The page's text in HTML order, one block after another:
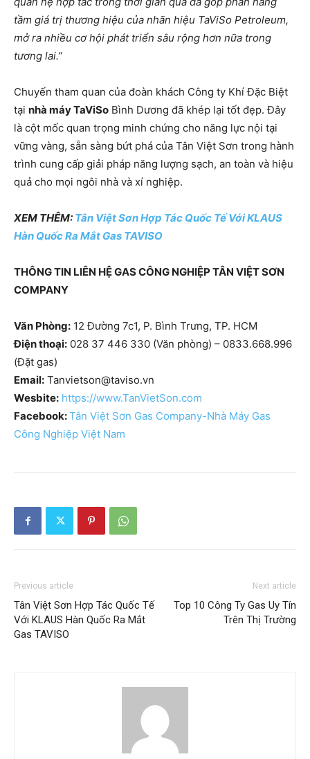
tầm giá trị thương hiệu của nhãn hiệu TaViSo Petroleum,
mở ra nhiều cơ hội phát triển sâu rộng hơn nữa trong
tương lai.”
Chuyến tham quan của đoàn khách Công ty Khí Đặc Biệt
tại nhà máy TaViSo Bình Dương đã khép lại tốt đẹp. Đây
là cột mốc quan trọng minh chứng cho năng lực nội tại
vững vàng, sẵn sàng bứt phá của Tân Việt Sơn trong hành
trình cung cấp giải pháp năng lượng sạch, an toàn và hiệu
quả cho mọi ngôi nhà và xí nghiệp.
XEM THÊM: Tân Việt Sơn Hợp Tác Quốc Tế Với KLAUS
Hàn Quốc Ra Mắt Gas TAVISO
THÔNG TIN LIÊN HỆ GAS CÔNG NGHIỆP TÂN VIỆT SƠN
COMPANY
Văn Phòng: 12 Đường 7c1, P. Bình Trưng, TP. HCM
Điện thoại: 028 37 446 330 (Văn phòng) – 0833.668.996
(Đặt gas)
Email: Tanvietson@taviso.vn
Wesbite: https://www.TanVietSon.com
Facebook:Tân Việt Sơn Gas Company-Nhà Máy Gas
Công Nghiệp Việt Nam
Previous article
Tân Việt Sơn Hợp Tác Quốc Tế
Với KLAUS Hàn Quốc Ra Mắt
Gas TAVISO
Next article
Top 10 Công Ty Gas Uy Tín
Trên Thị Trường